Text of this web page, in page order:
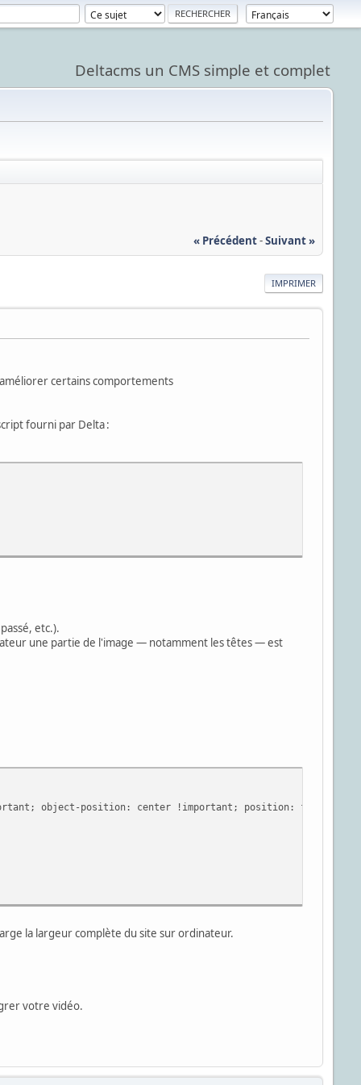
Deltacms un CMS simple et complet
« Précédent-Suivant »
IMPRIMER
certains comportements
fourni par Delta :
etc.).
une partie de l'image — notamment les têtes — est
object-position: center !important; position: fixed
la largeur complète du site sur ordinateur.
votre vidéo.